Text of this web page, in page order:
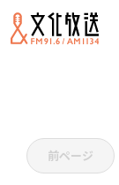
前ページ